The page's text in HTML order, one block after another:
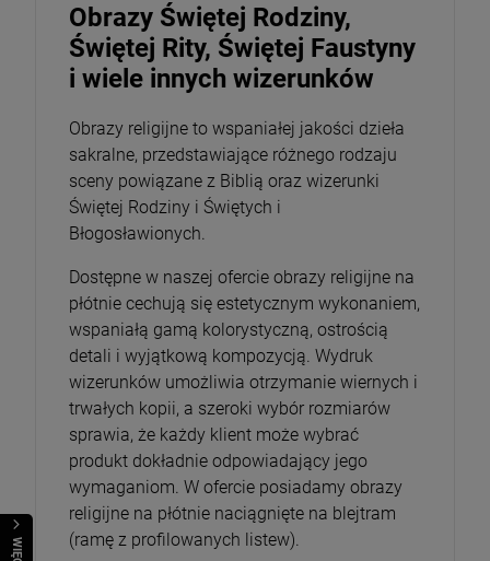
Obrazy Świętej Rodziny,
Świętej Rity, Świętej Faustyny
i wiele innych wizerunków
Obrazy religijne to wspaniałej jakości dzieła
sakralne, przedstawiające różnego rodzaju
sceny powiązane z Biblią oraz wizerunki
Świętej Rodziny i Świętych i
Błogosławionych.
Dostępne w naszej ofercie obrazy religijne na
płótnie cechują się estetycznym wykonaniem,
wspaniałą gamą kolorystyczną, ostrością
detali i wyjątkową kompozycją. Wydruk
wizerunków umożliwia otrzymanie wiernych i
trwałych kopii, a szeroki wybór rozmiarów
sprawia, że każdy klient może wybrać
produkt dokładnie odpowiadający jego
wymaganiom. W ofercie posiadamy obrazy
religijne na płótnie naciągnięte na blejtram
(ramę z profilowanych listew).